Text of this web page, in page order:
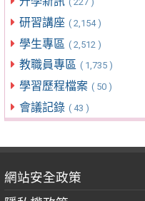
研習講座 ( 2,154 )
學生專區 ( 2,512 )
教職員專區 ( 1,735 )
學習歷程檔案 ( 50 )
會議記錄 ( 43 )
網站安全政策